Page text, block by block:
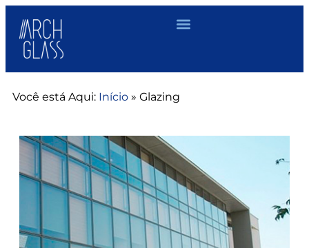
Você está Aqui: Início » Glazing